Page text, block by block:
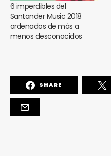
6 imperdibles del
Santander Music 2018
ordenados de más a
menos desconocidos
SHARE